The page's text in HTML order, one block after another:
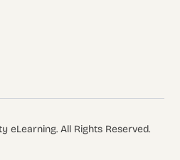
All Rights Reserved.